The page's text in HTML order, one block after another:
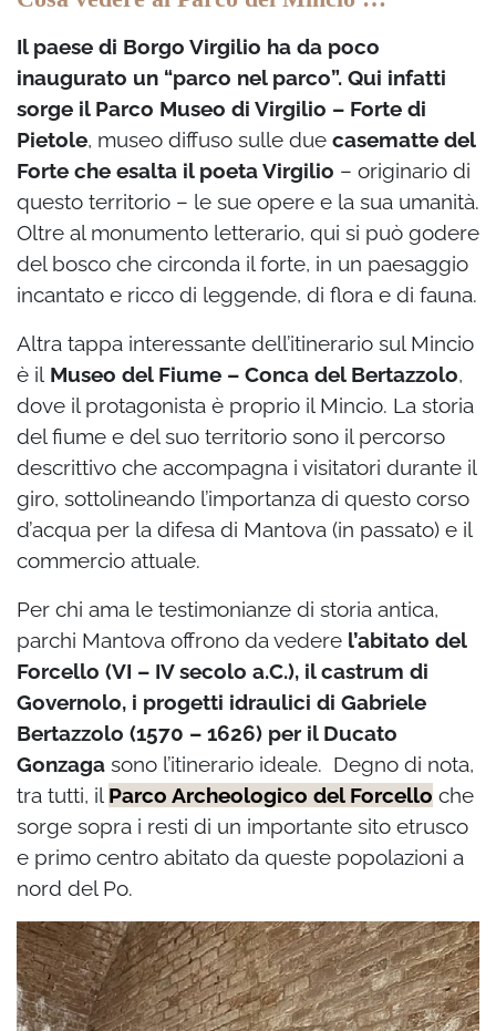
Il paese di Borgo Virgilio ha da poco
inaugurato un “parco nel parco”. Qui infatti
sorge il Parco Museo di Virgilio – Forte di
Pietole, museo diffuso sulle due casematte del
Forte che esalta il poeta Virgilio – originario di
questo territorio – le sue opere e la sua umanità.
Oltre al monumento letterario, qui si può godere
del bosco che circonda il forte, in un paesaggio
incantato e ricco di leggende, di flora e di fauna.
Altra tappa interessante dell’itinerario sul Mincio
è il Museo del Fiume – Conca del Bertazzolo,
dove il protagonista è proprio il Mincio. La storia
del fiume e del suo territorio sono il percorso
descrittivo che accompagna i visitatori durante il
giro, sottolineando l’importanza di questo corso
d’acqua per la difesa di Mantova (in passato) e il
commercio attuale.
Per chi ama le testimonianze di storia antica,
parchi Mantova offrono da vedere l’abitato del
Forcello (VI – IV secolo a.C.), il castrum di
Governolo, i progetti idraulici di Gabriele
Bertazzolo (1570 – 1626) per il Ducato
Gonzaga sono l’itinerario ideale. Degno di nota,
tra tutti, il Parco Archeologico del Forcello che
sorge sopra i resti di un importante sito etrusco
e primo centro abitato da queste popolazioni a
nord del Po.